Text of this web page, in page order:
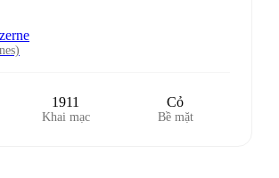
1911
Khai mạc
Cỏ
Bề mặt